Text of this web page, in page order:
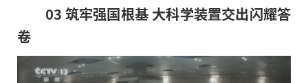
03 筑牢强国根基 大科学装置交出闪耀答
卷